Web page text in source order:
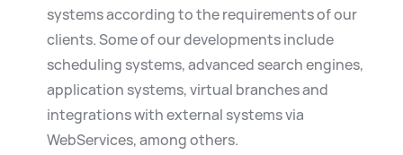
systems according to the requirements of our
clients. Some of our developments include
scheduling systems, advanced search engines,
application systems, virtual branches and
integrations with external systems via
WebServices, among others.